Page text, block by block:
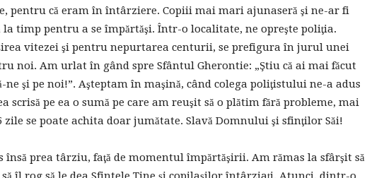
pentru că eram în întârziere. Copiii mai mari ajunaseră şi ne-ar fi
la timp pentru a se împărtăşi. Într-o localitate, ne opreşte poliţia.
vitezei şi pentru nepurtarea centurii, se prefigura în jurul unei
noi. Am urlat în gând spre Sfântul Gherontie: „Ştiu că ai mai făcut
şi pe noi!”. Aşteptam în maşină, când colega poliţistului ne-a adus
scrisă pe ea o sumă pe care am reuşit să o plătim fără probleme, mai
zile se poate achita doar jumătate. Slavă Domnului şi sfinţilor Săi!
însă prea târziu, faţă de momentul împărtăşirii. Am rămas la sfârşit să